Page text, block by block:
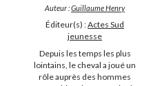
Auteur :Guillaume Henry
Éditeur(s) :Actes Sud
jeunesse
Depuis les temps les plus
lointains, le cheval a joué un
rôle auprès des hommes